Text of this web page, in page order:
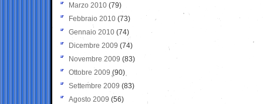
Marzo 2010 (79)
Febbraio 2010 (73)
Gennaio 2010 (74)
Dicembre 2009 (74)
Novembre 2009 (83)
Ottobre 2009 (90)
Settembre 2009 (83)
Agosto 2009 (56)